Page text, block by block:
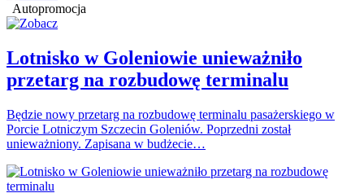
Autopromocja
Lotnisko w Goleniowie unieważniło
przetarg na rozbudowę terminalu
Będzie nowy przetarg na rozbudowę terminalu pasażerskiego w
Porcie Lotniczym Szczecin Goleniów. Poprzedni został
unieważniony. Zapisana w budżecie…